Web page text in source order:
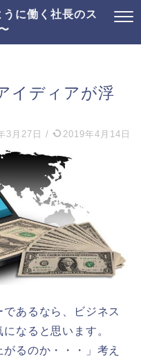
に働く社長のス
イディアが浮
3月27日 / 2019年4月14日
あるなら、ビジネス
なると思います。
るのか・・・」考え